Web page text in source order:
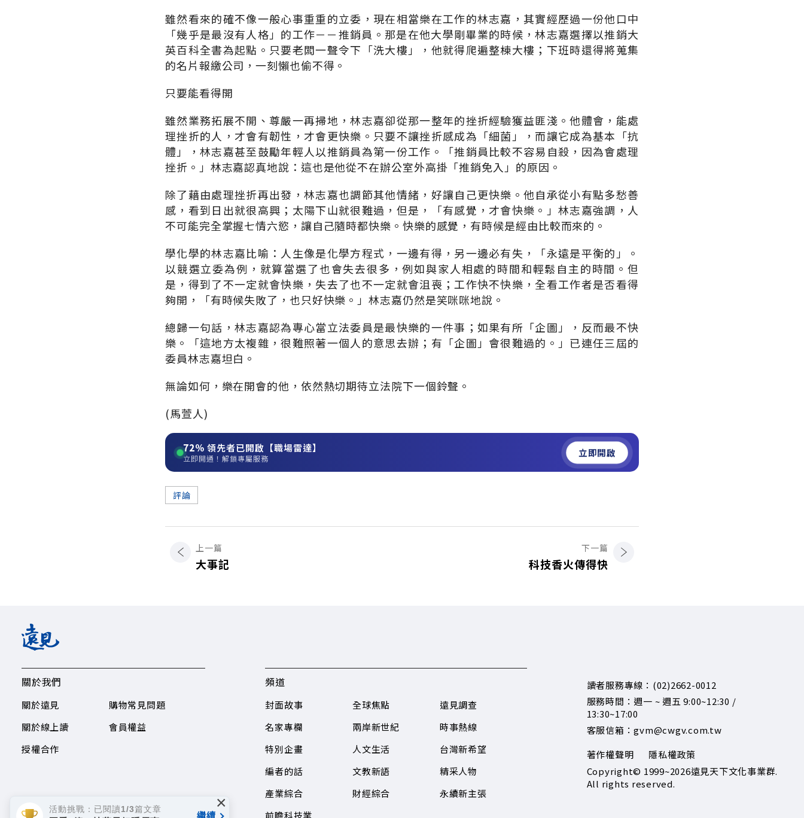
雖然看來的確不像一般心事重重的立委，現在相當樂在工作的林志嘉，其實經歷過一份他口中
「幾乎是最沒有人格」的工作－－推銷員。那是在他大學剛畢業的時候，林志嘉選擇以推銷大
英百科全書為起點。只要老闆一聲令下「洗大樓」，他就得爬遍整棟大樓；下班時還得將蒐集
的名片報繳公司，一刻懶也偷不得。
只要能看得開
雖然業務拓展不開、尊嚴一再掃地，林志嘉卻從那一整年的挫折經驗獲益匪淺。他體會，能處
理挫折的人，才會有韌性，才會更快樂。只要不讓挫折感成為「細菌」，而讓它成為基本「抗
體」，林志嘉甚至鼓勵年輕人以推銷員為第一份工作。「推銷員比較不容易自殺，因為會處理
挫折。」林志嘉認真地說：這也是他從不在辦公室外高掛「推銷免入」的原因。
除了藉由處理挫折再出發，林志嘉也調節其他情緒，好讓自己更快樂。他自承從小有點多愁善
感，看到日出就很高興；太陽下山就很難過，但是，「有感覺，才會快樂。」林志嘉強調，人
不可能完全掌握七情六慾，讓自己隨時都快樂。快樂的感覺，有時候是經由比較而來的。
學化學的林志嘉比喻：人生像是化學方程式，一邊有得，另一邊必有失，「永遠是平衡的」。
以競選立委為例，就算當選了也會失去很多，例如與家人相處的時間和輕鬆自主的時間。但
是，得到了不一定就會快樂，失去了也不一定就會沮喪；工作快不快樂，全看工作者是否看得
夠開，「有時候失敗了，也只好快樂。」林志嘉仍然是笑咪咪地說。
總歸一句話，林志嘉認為專心當立法委員是最快樂的一件事；如果有所「企圖」，反而最不快
樂。「這地方太複雜，很難照著一個人的意思去辦；有「企圖」會很難過的。」已連任三屆的
委員林志嘉坦白。
無論如何，樂在開會的他，依然熱切期待立法院下一個鈴聲。
(馬萱人)
72% 領先者已開啟【職場雷達】
立即開通！解鎖專屬服務 立即開啟
評論
上一篇
大事記
下一篇
科技香火傳得快
關於我們
關於遠見
關於線上讀
授權合作
購物常見問題
會員權益
頻道
封面故事
名家專欄
特別企畫
編者的話
產業綜合
全球焦點
兩岸新世紀
人文生活
文教新語
財經綜合
遠見調查
時事熱線
台灣新希望
精采人物
永續新主張
讀者服務專線：(02)2662-0012
服務時間：週一 ~ 週五 9:00~12:30 /
13:30~17:00
客服信箱：gvm@cwgv.com.tw
著作權聲明
隱私權政策
Copyright© 1999~2026遠見天下文化事業群.
All rights reserved.
活動挑戰：已閱讀1/3篇文章
繼續
×